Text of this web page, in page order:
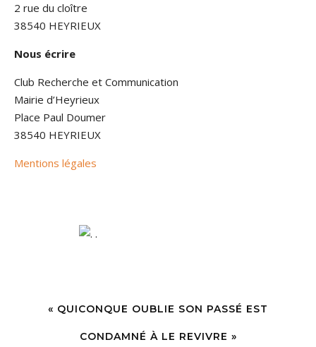
2 rue du cloître
38540 HEYRIEUX
Nous écrire
Club Recherche et Communication
Mairie d’Heyrieux
Place Paul Doumer
38540 HEYRIEUX
Mentions légales
« QUICONQUE OUBLIE SON PASSÉ EST
CONDAMNÉ À LE REVIVRE »